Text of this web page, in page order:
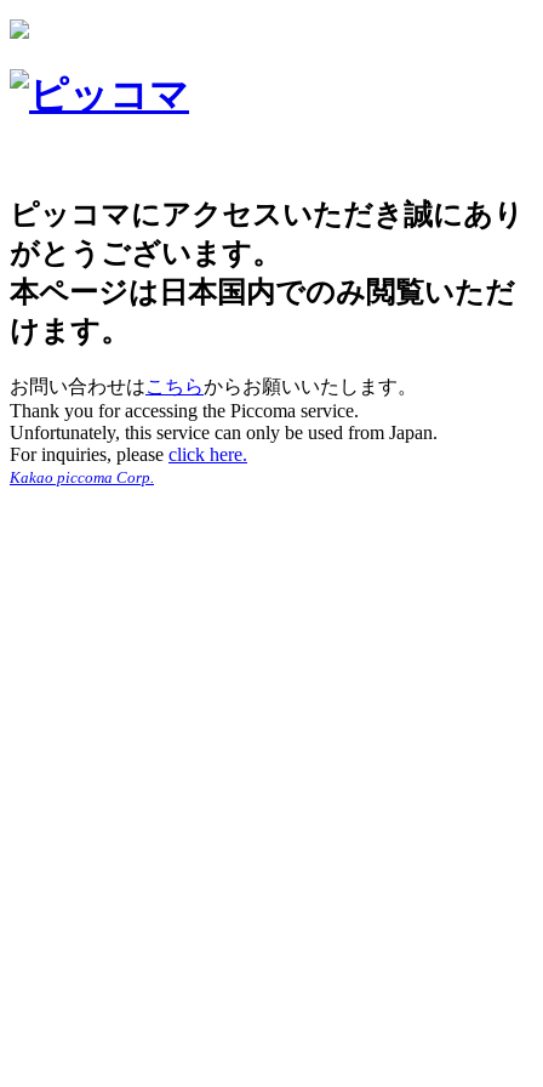
ピッコマにアクセスいただき誠にあり
がとうございます。
本ページは日本国内でのみ閲覧いただ
けます。
お問い合わせはこちらからお願いいたします。
Thank you for accessing the Piccoma service.
Unfortunately, this service can only be used from Japan.
For inquiries, please click here.
Kakao piccoma Corp.